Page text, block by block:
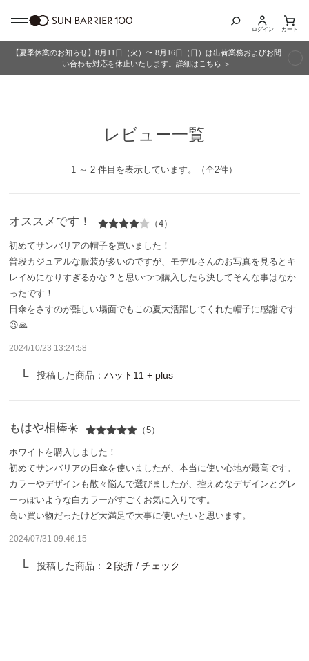
商品カテゴリ
メンズ
キッズ
サンバリア100について
サンバリア100について
サンバリア100の完全遮光
ものづくり
修理プログラム
よみもの
商品の違い
ログイン カート
【夏季休業のお知らせ】8月11日（火）〜 8月16日（日）は出荷業務およびお問
い合わせ対応を休止いたします。詳細はこちら ＞
レビュー一覧
1 ～ 2 件目を表示しています。（全2件）
オススメです！ （4）
初めてサンバリアの帽子を買いました！
普段カジュアルな服装が多いのですが、モデルさんのお写真を見るとキ
レイめになりすぎるかな？と思いつつ購入したら決してそんな事はなか
ったです！
日傘をさすのが難しい場面でもこの夏大活躍してくれた帽子に感謝です
😉🙏
2024/10/23 13:24:58
投稿した商品：ハット11 + plus
もはや相棒☀️ （5）
ホワイトを購入しました！
初めてサンバリアの日傘を使いましたが、本当に使い心地が最高です。
カラーやデザインも散々悩んで選びましたが、控えめなデザインとグレ
ーっぽいような白カラーがすごくお気に入りです。
高い買い物だったけど大満足で大事に使いたいと思います。
2024/07/31 09:46:15
投稿した商品： ２段折 / チェック